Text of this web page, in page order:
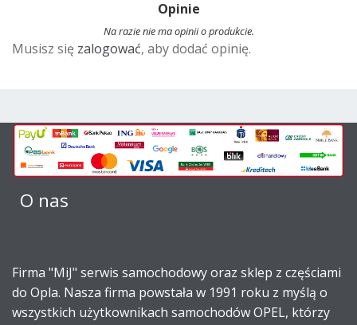
n
v
:
Opinie
Na razie nie ma opinii o produkcie.
Musisz się zalogować, aby dodać opinię.
O nas
Firma "MiJ" serwis samochodowy oraz sklep z częściami
do Opla. Nasza firma powstała w 1991 roku z myślą o
wszystkich użytkownikach samochodów OPEL, którzy